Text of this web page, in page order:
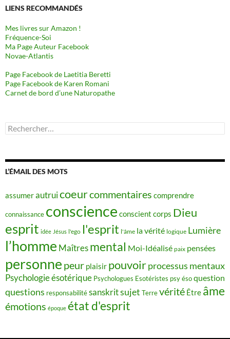
LIENS RECOMMANDÉS
Mes livres sur Amazon !
Fréquence-Soi
Ma Page Auteur Facebook
Novae-Atlantis
Page Facebook de Laetitia Beretti
Page Facebook de Karen Romani
Carnet de bord d’une Naturopathe
Rechercher :
L’ÉMAIL DES MOTS
assumerautruicoeurcommentaires comprendre
connaissance conscience conscient corps Dieu
esprit idée Jésus l'ego l'esprit l'âme la vérité logique Lumière
l’homme Maîtres mental Moi-Idéalisé paix pensées
personne peur plaisir pouvoirprocessus mentaux
Psychologie ésotérique Psychologues Esotéristes psy ésoquestion
questions responsabilitésanskritsujet Terrevérité Être âme
émotions époque état d'esprit